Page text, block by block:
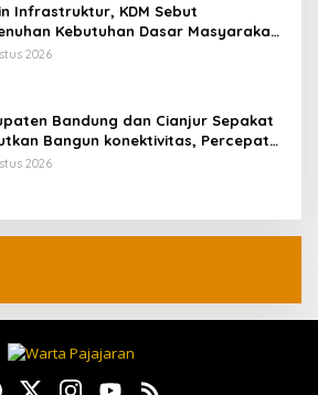
Infrastruktur, KDM Sebut
Kebutuhan Dasar Masyarakat
APBD Jabar 2027
2026
Bandung dan Cianjur Sepakat
Bangun konektivitas, Percepat
Ekonomi Daerah
2026